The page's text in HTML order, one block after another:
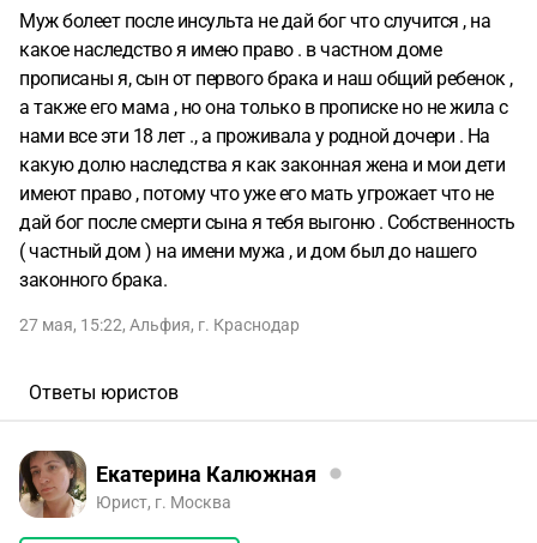
Муж болеет после инсульта не дай бог что случится , на
какое наследство я имею право . в частном доме
прописаны я, сын от первого брака и наш общий ребенок ,
а также его мама , но она только в прописке но не жила с
нами все эти 18 лет ., а проживала у родной дочери . На
какую долю наследства я как законная жена и мои дети
имеют право , потому что уже его мать угрожает что не
дай бог после смерти сына я тебя выгоню . Собственность
( частный дом ) на имени мужа , и дом был до нашего
законного брака.
27 мая, 15:22, Альфия, г. Краснодар
Ответы юристов
Екатерина Калюжная
Юрист, г. Москва